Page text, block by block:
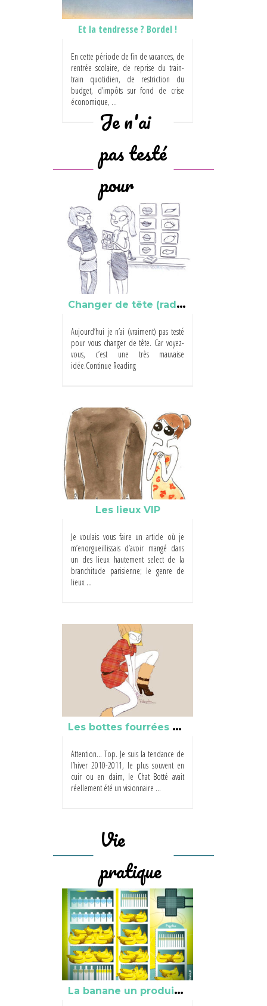
Et la tendresse ? Bordel !
En cette période de fin de vacances, de
rentrée scolaire, de reprise du train-
train quotidien, de restriction du
budget, d’impôts sur fond de crise
économique, ...
Je n'ai
pas testé
pour
vous
C
hanger de tête (radicalement)
Aujourd’hui je n’ai (vraiment) pas testé
pour vous changer de tête. Car voyez-
vous, c’est une très mauvaise
idée.Continue Reading
Les lieux VIP
Je voulais vous faire un article où je
m’enorgueillissais d’avoir mangé dans
un des lieux hautement select de la
branchitude parisienne; le genre de
lieux ...
L
es bottes fourrées à talons
Attention… Top. Je suis la tendance de
l’hiver 2010-2011, le plus souvent en
cuir ou en daim, le Chat Botté avait
réellement été un visionnaire ...
Vie
pratique
L
a banane un produit miracle?